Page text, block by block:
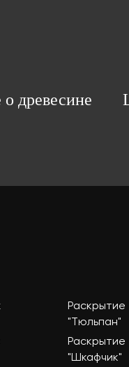
древесине
Раскрытие
"Тюльпан"
Раскрытие
"Шкафчик"